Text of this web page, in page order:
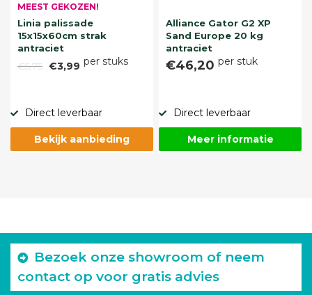
MEEST GEKOZEN!
Linia palissade
15x15x60cm strak
antraciet
€5,75 €3,99 per stuks
Direct leverbaar
Bekijk aanbieding
Alliance Gator G2 XP
Sand Europe 20 kg
antraciet
€46,20 per stuk
Direct leverbaar
Meer informatie
Bezoek onze showroom of neem
contact op voor gratis advies